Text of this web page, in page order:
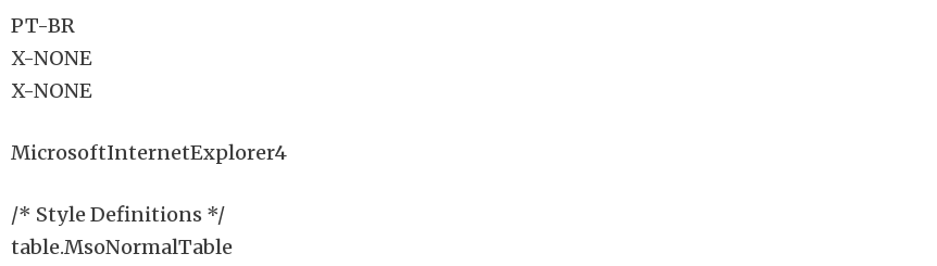
PT-BR
X-NONE
X-NONE
MicrosoftInternetExplorer4
/* Style Definitions */
table.MsoNormalTable